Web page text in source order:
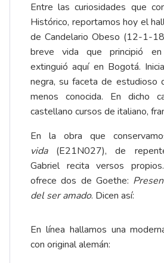
Entre las curiosidades que
Histórico, reportamos hoy el
de Candelario Obeso (12-1-
breve vida que principió
extinguió aquí en Bogotá.
negra, su faceta de estudioso
menos conocida. En dicho
castellano cursos de italiano,
En la obra que
vida (E21N027), de
Gabriel recita versos
ofrece dos de Goethe:
del ser amado. Dicen así:
En línea hallamos una
con original alemán: